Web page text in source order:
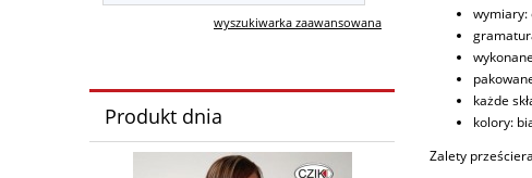
wyszukiwarka zaawansowana
Produkt dnia
wymiary:
każde
kolory:
Zalety